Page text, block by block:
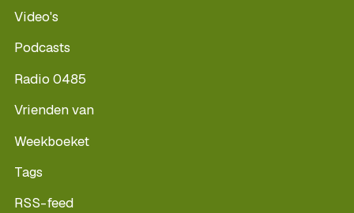
Video's
Podcasts
Radio 0485
Vrienden van
Weekboeket
Tags
RSS-feed